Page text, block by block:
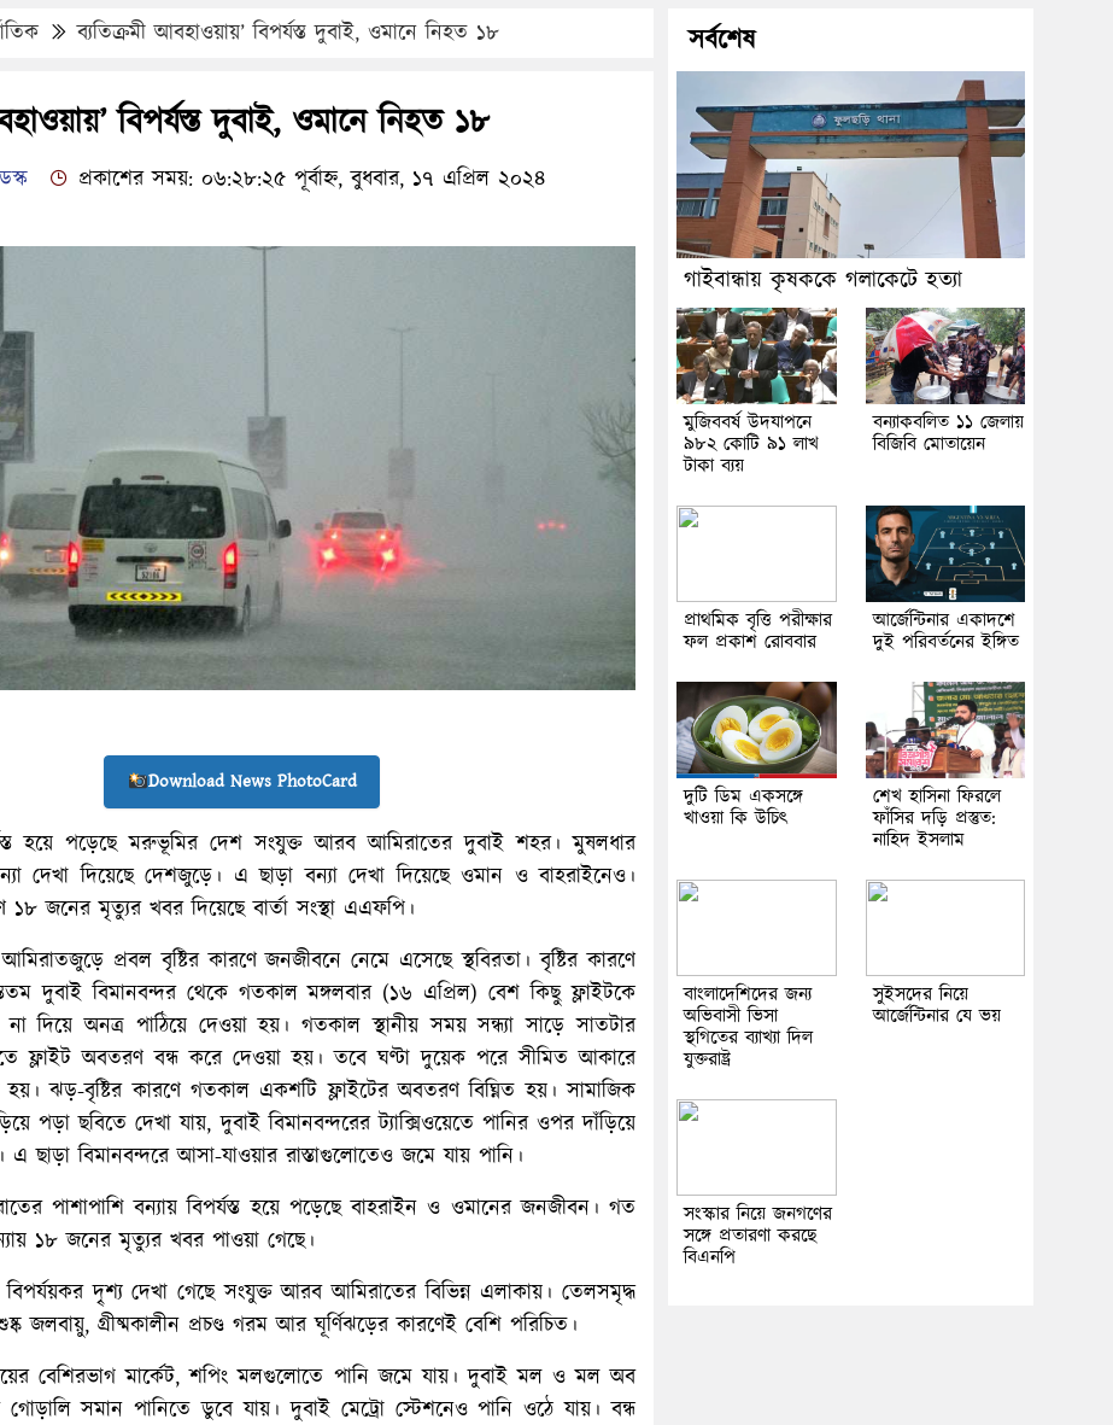
ব্যতিক্রমী আবহাওয়ায়’ বিপর্যস্ত দুবাই, ওমানে নিহত ১৮
বিপর্যস্ত দুবাই, ওমানে নিহত ১৮
প্রকাশের সময়: ০৬:২৮:২৫ পূর্বাহ্ন, বুধবার, ১৭ এপ্রিল ২০২৪
Download News PhotoCard
হয়ে পড়েছে মরুভূমির দেশ সংযুক্ত আরব আমিরাতের দুবাই শহর। মুষলধার
দেখা দিয়েছে দেশজুড়ে। এ ছাড়া বন্যা দেখা দিয়েছে ওমান ও বাহরাইনেও।
১৮ জনের মৃত্যুর খবর দিয়েছে বার্তা সংস্থা এএফপি।
প্রবল বৃষ্টির কারণে জনজীবনে নেমে এসেছে স্থবিরতা। বৃষ্টির কারণে
দুবাই বিমানবন্দর থেকে গতকাল মঙ্গলবার (১৬ এপ্রিল) বেশ কিছু ফ্লাইটকে
দিয়ে অনত্র পাঠিয়ে দেওয়া হয়। গতকাল স্থানীয় সময় সন্ধ্যা সাড়ে সাতটার
ফ্লাইট অবতরণ বন্ধ করে দেওয়া হয়। তবে ঘণ্টা দুয়েক পরে সীমিত আকারে
হয়। ঝড়-বৃষ্টির কারণে গতকাল একশটি ফ্লাইটের অবতরণ বিঘ্নিত হয়। সামাজিক
পড়া ছবিতে দেখা যায়, দুবাই বিমানবন্দরের ট্যাক্সিওয়েতে পানির ওপর দাঁড়িয়ে
ছাড়া বিমানবন্দরে আসা-যাওয়ার রাস্তাগুলোতেও জমে যায় পানি।
পাশাপাশি বন্যায় বিপর্যস্ত হয়ে পড়েছে বাহরাইন ও ওমানের জনজীবন। গত
১৮ জনের মৃত্যুর খবর পাওয়া গেছে।
দৃ্শ্য দেখা গেছে সংযুক্ত আরব আমিরাতের বিভিন্ন এলাকায়। তেলসমৃদ্ধ
জলবায়ু, গ্রীষ্মকালীন প্রচণ্ড গরম আর ঘূর্ণিঝড়ের কারণেই বেশি পরিচিত।
বেশিরভাগ মার্কেট, শপিং মলগুলোতে পানি জমে যায়। দুবাই মল ও মল অব
সমান পানিতে ডুবে যায়। দুবাই মেট্রো স্টেশনেও পানি ওঠে যায়। বন্ধ
সর্বশেষ
গাইবান্ধায় কৃষককে গলাকেটে হত্যা
মুজিববর্ষ উদযাপনে
৯৮২ কোটি ৯১ লাখ
টাকা ব্যয়
বন্যাকবলিত ১১ জেলায়
বিজিবি মোতায়েন
প্রাথমিক বৃত্তি পরীক্ষার
ফল প্রকাশ রোববার
আর্জেন্টিনার একাদশে
দুই পরিবর্তনের ইঙ্গিত
দুটি ডিম একসঙ্গে
খাওয়া কি উচিৎ
শেখ হাসিনা ফিরলে
ফাঁসির দড়ি প্রস্তুত:
নাহিদ ইসলাম
বাংলাদেশিদের জন্য
অভিবাসী ভিসা
স্থগিতের ব্যাখ্যা দিল
যুক্তরাষ্ট্র
সুইসদের নিয়ে
আর্জেন্টিনার যে ভয়
সংস্কার নিয়ে জনগণের
সঙ্গে প্রতারণা করছে
বিএনপি